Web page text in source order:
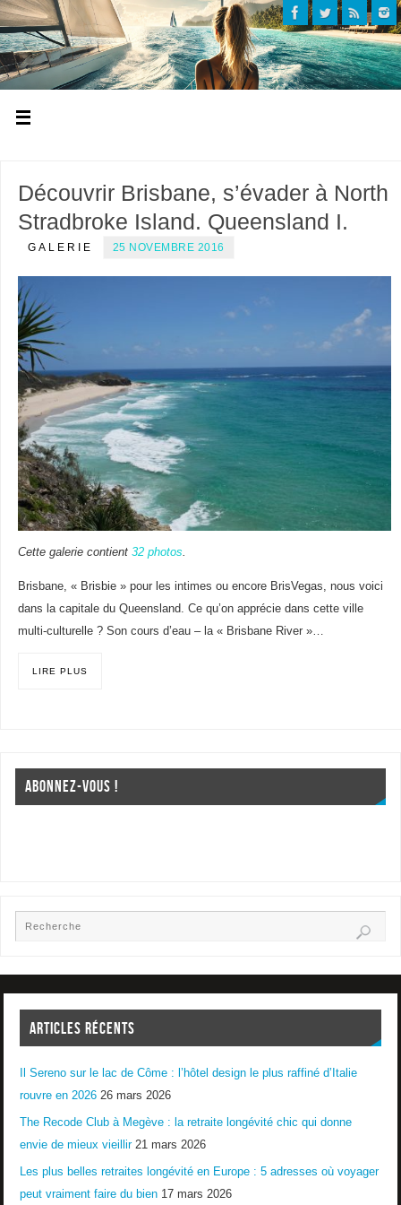
Découvrir Brisbane, s’évader à North
Stradbroke Island. Queensland I.
GALERIE 25 NOVEMBRE 2016
Cette galerie contient 32 photos
Brisbane, « Brisbie » pour les intimes ou encore BrisVegas, nous voici
dans la capitale du Queensland. Ce qu’on apprécie dans cette ville
multi-culturelle ? Son cours d’eau – la « Brisbane River »…
LIRE PLUS
ABONNEZ-VOUS !
ARTICLES RÉCENTS
Il Sereno sur le lac de Côme : l’hôtel design le plus raffiné d’Italie
rouvre en 2026 26 mars 2026
The Recode Club à Megève : la retraite longévité chic qui donne
envie de mieux vieillir 21 mars 2026
Les plus belles retraites longévité en Europe : 5 adresses où voyager
peut vraiment faire du bien 17 mars 2026